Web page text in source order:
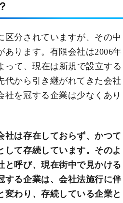
区分されていますが、その中
あります。有限会社は2006年
って、現在は新規で設立する
代から引き継がれてきた会社
社を冠する企業は少なくあり
社は存在しておらず、かつて
して存続しています。そのよ
と呼び、現在街中で見かける
する企業は、会社法施行に伴
変わり、存続している企業と